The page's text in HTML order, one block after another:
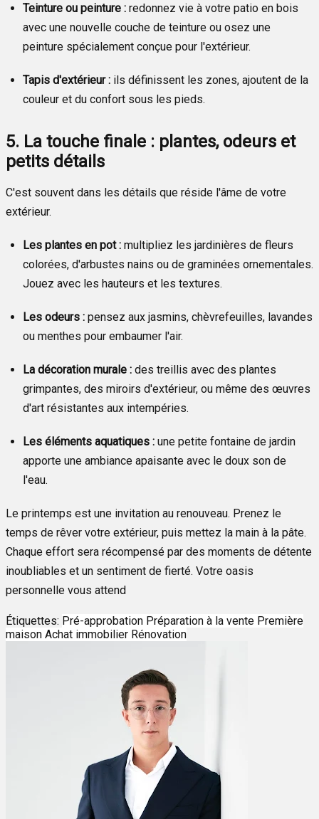
Teinture ou peinture : redonnez vie à votre patio en bois
avec une nouvelle couche de teinture ou osez une
peinture spécialement conçue pour l'extérieur.
Tapis d'extérieur : ils définissent les zones, ajoutent de la
couleur et du confort sous les pieds.
5. La touche finale : plantes, odeurs et
petits détails
C'est souvent dans les détails que réside l'âme de votre
extérieur.
Les plantes en pot : multipliez les jardinières de fleurs
colorées, d'arbustes nains ou de graminées ornementales.
Jouez avec les hauteurs et les textures.
Les odeurs : pensez aux jasmins, chèvrefeuilles, lavandes
ou menthes pour embaumer l'air.
La décoration murale : des treillis avec des plantes
grimpantes, des miroirs d'extérieur, ou même des œuvres
d'art résistantes aux intempéries.
Les éléments aquatiques : une petite fontaine de jardin
apporte une ambiance apaisante avec le doux son de
l'eau.
Le printemps est une invitation au renouveau. Prenez le
temps de rêver votre extérieur, puis mettez la main à la pâte.
Chaque effort sera récompensé par des moments de détente
inoubliables et un sentiment de fierté. Votre oasis
personnelle vous attend
Étiquettes: Pré-approbation Préparation à la vente Première
maison Achat immobilier Rénovation